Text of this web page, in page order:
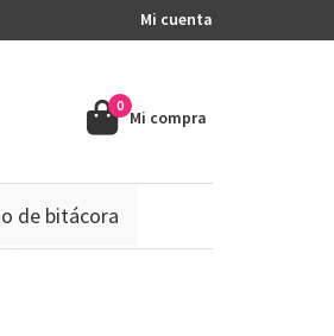
Mi cuenta
Mi compra
0
de bitácora